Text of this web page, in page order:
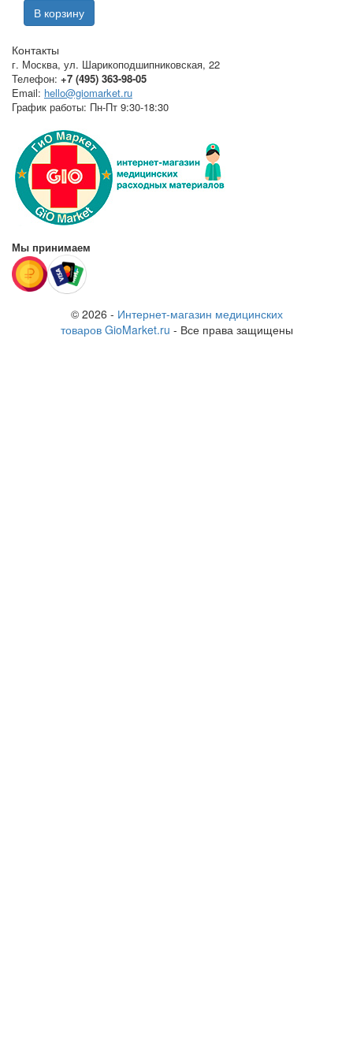
В корзину
Контакты
г. Москва, ул. Шарикоподшипниковская, 22
Телефон: +7 (495) 363-98-05
Email: hello@giomarket.ru
График работы: Пн-Пт 9:30-18:30
Мы принимаем
© 2026 - Интернет-магазин медицинских
товаров GioMarket.ru - Все права защищены